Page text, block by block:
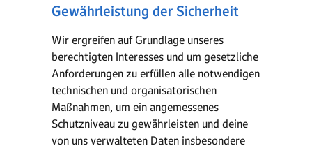
Gewährleistung der Sicherheit
Wir ergreifen auf Grundlage unseres
berechtigten Interesses und um gesetzliche
Anforderungen zu erfüllen alle notwendigen
technischen und organisatorischen
Maßnahmen, um ein angemessenes
Schutzniveau zu gewährleisten und deine
von uns verwalteten Daten insbesondere